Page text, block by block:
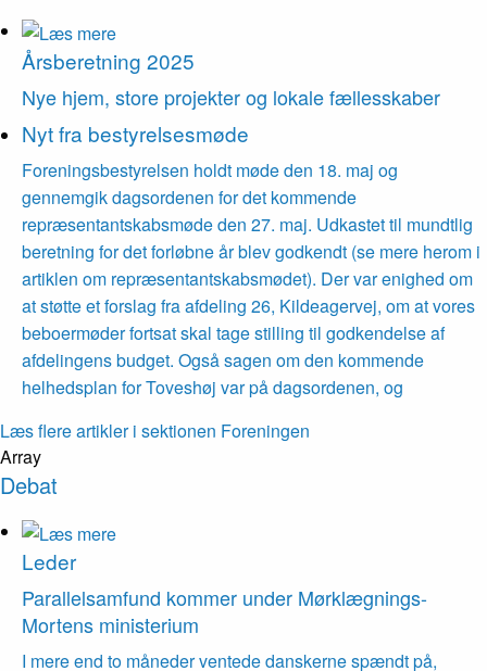
Årsberetning 2025
Nye hjem, store projekter og lokale fælles­skaber
Nyt fra bestyrelsesmøde
Foreningsbestyrelsen holdt møde den 18. maj og
gennemgik dagsordenen for det kommende
repræsentantskabsmøde den 27. maj. Udkastet til mundtlig
beretning for det forløbne år blev godkendt (se mere herom i
artiklen om repræsentantskabsmødet). Der var enighed om
at støtte et forslag fra afdeling 26, Kildeagervej, om at vores
beboermøder fortsat skal tage stilling til godkendelse af
afdelingens budget. Også sagen om den kommende
helhedsplan for Toveshøj var på dagsordenen, og
Læs flere artikler i sektionen Foreningen
Array
Debat
Leder
Parallelsamfund kommer under Mørklægnings-
Mortens ministerium
I mere end to måneder ventede danskerne spændt på,